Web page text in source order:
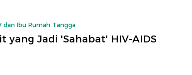
dan Ibu Rumah Tangga
yang Jadi 'Sahabat' HIV-AIDS